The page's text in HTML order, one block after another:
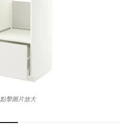
點擊圖片放大